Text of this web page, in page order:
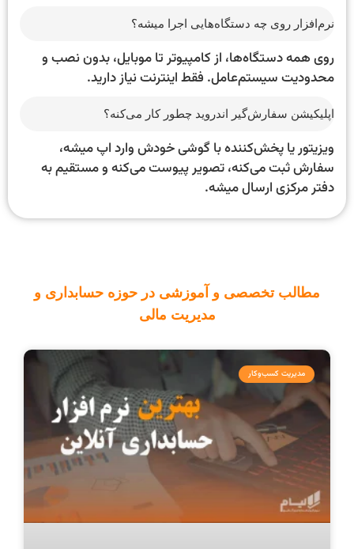
نرم‌افزار روی چه دستگاه‌هایی اجرا میشه؟
روی همه دستگاه‌ها، از کامپیوتر تا موبایل، بدون نصب و
محدودیت سیستم‌عامل. فقط اینترنت نیاز دارید.
اپلیکیشن سفارش‌گیر اندروید چطور کار می‌کنه؟
ویزیتور یا پخش‌کننده با گوشی خودش وارد اپ میشه،
سفارش ثبت می‌کنه، تصویر پیوست می‌کنه و مستقیم به
دفتر مرکزی ارسال میشه.
مطالب تخصصی و آموزشی در حوزه حسابداری و
مدیریت مالی
مدیریت کسب‌وکار